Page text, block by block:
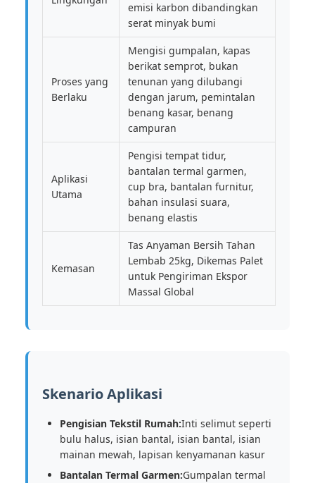
emisi karbon dibandingkan
serat minyak bumi
Proses yang
Berlaku
Mengisi gumpalan, kapas
berikat semprot, bukan
tenunan yang dilubangi
dengan jarum, pemintalan
benang kasar, benang
campuran
Aplikasi
Utama
Pengisi tempat tidur,
bantalan termal garmen,
cup bra, bantalan furnitur,
bahan insulasi suara,
benang elastis
Kemasan
Tas Anyaman Bersih Tahan
Lembab 25kg, Dikemas Palet
untuk Pengiriman Ekspor
Massal Global
Skenario Aplikasi
Pengisian Tekstil Rumah:Inti selimut seperti
bulu halus, isian bantal, isian bantal, isian
mainan mewah, lapisan kenyamanan kasur
Bantalan Termal Garmen:Gumpalan termal